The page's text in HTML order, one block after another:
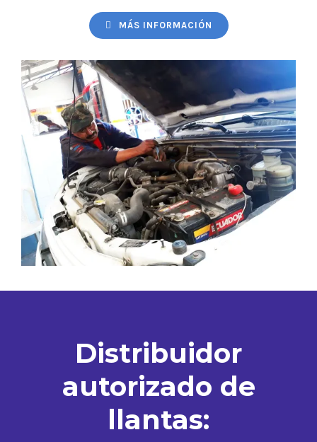
MÁS INFORMACIÓN
Distribuidor
autorizado de
llantas: